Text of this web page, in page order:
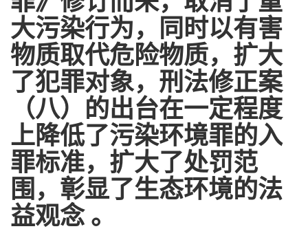
大污染行为，同时以有害
物质取代危险物质，扩大
了犯罪对象，刑法修正案
（八）的出台在一定程度
上降低了污染环境罪的入
罪标准，扩大了处罚范
围，彰显了生态环境的法
益观念 。